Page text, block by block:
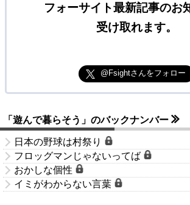
フォーサイト最新記事のお
受け取れます。
@Fsightさんをフォロー
「遊んで暮らそう」のバックナンバー
日本の野球は村祭り
フロッグマンじゃないってば
おかしな個性
イミがわからない言葉